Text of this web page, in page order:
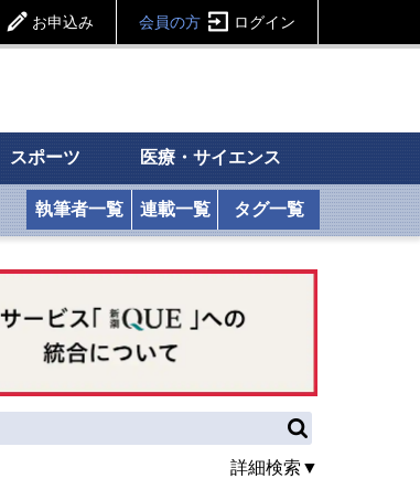
お申込み 会員の方 ログイン
スポーツ 医療・サイエンス
執筆者一覧 連載一覧 タグ一覧
詳細検索▼